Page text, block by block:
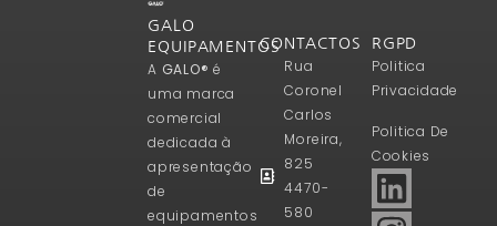
GALO
EQUIPAMENTOS
A GALO® é
uma marca
comercial
dedicada à
apresentação
de
equipamentos
CONTACTOS
Rua
Coronel
Carlos
Moreira,
825
4470-
580
RGPD
Politica
Privacidade
Politica De
Cookies